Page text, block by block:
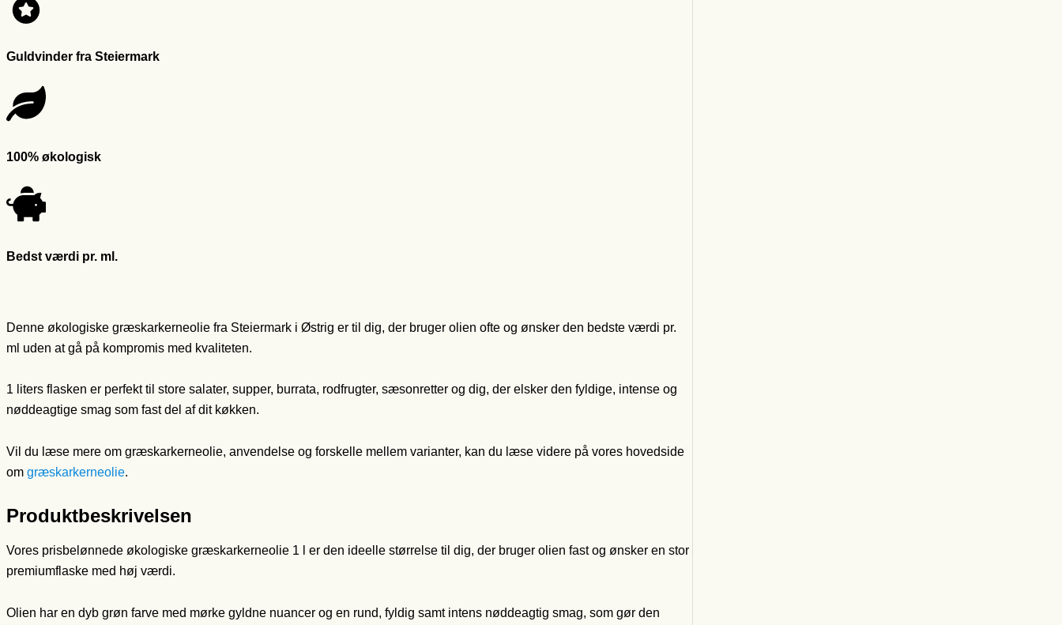
Guldvinder fra Steiermark
100% økologisk
Bedst værdi pr. ml.
Denne økologiske græskarkerneolie fra Steiermark i Østrig er til dig, der bruger olien ofte og ønsker den bedste værdi pr.
ml uden at gå på kompromis med kvaliteten.
1 liters flasken er perfekt til store salater, supper, burrata, rodfrugter, sæsonretter og dig, der elsker den fyldige, intense og
nøddeagtige smag som fast del af dit køkken.
Vil du læse mere om græskarkerneolie, anvendelse og forskelle mellem varianter, kan du læse videre på vores hovedside
om græskarkerneolie.
Produktbeskrivelsen
Vores prisbelønnede økologiske græskarkerneolie 1 l er den ideelle størrelse til dig, der bruger olien fast og ønsker en stor
premiumflaske med høj værdi.
Olien har en dyb grøn farve med mørke gyldne nuancer og en rund, fyldig samt intens nøddeagtig smag, som gør den